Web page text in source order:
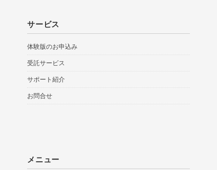
サービス
体験版のお申込み
受託サービス
サポート紹介
お問合せ
メニュー